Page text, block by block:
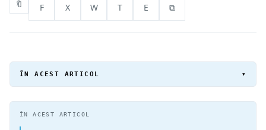
🔖 F X W T E ⧉
ÎN ACEST ARTICOL ▾
ÎN ACEST ARTICOL